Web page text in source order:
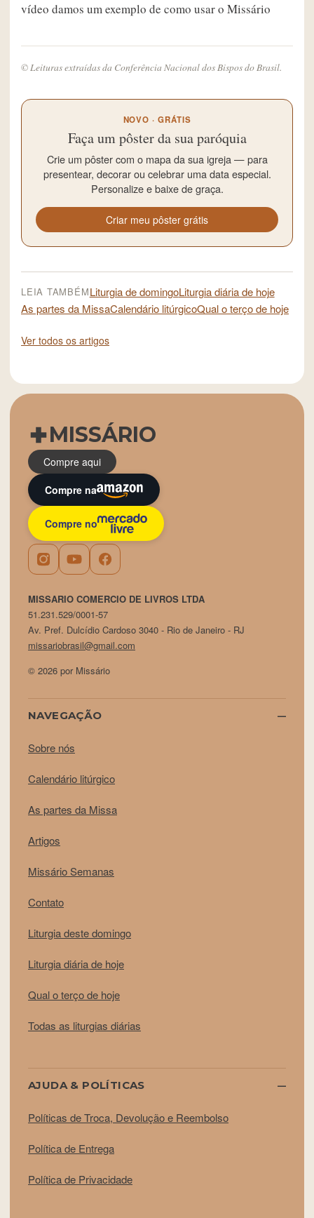
vídeo damos um exemplo de como usar o Missário
© Leituras extraídas da Conferência Nacional dos Bispos do Brasil.
NOVO · GRÁTIS
Faça um pôster da sua paróquia
Crie um pôster com o mapa da sua igreja — para
presentear, decorar ou celebrar uma data especial.
Personalize e baixe de graça.
Criar meu pôster grátis
LEIA TAMBÉMLiturgia de domingoLiturgia diária de hoje
As partes da MissaCalendário litúrgicoQual o terço de hoje
Ver todos os artigos
MISSÁRIO
Compre aqui
Compre na
Compre no
MISSARIO COMERCIO DE LIVROS LTDA
51.231.529/0001-57
Av. Pref. Dulcídio Cardoso 3040 - Rio de Janeiro - RJ
missariobrasil@gmail.com
© 2026 por Missário
NAVEGAÇÃO
Sobre nós
Calendário litúrgico
As partes da Missa
Artigos
Missário Semanas
Contato
Liturgia deste domingo
Liturgia diária de hoje
Qual o terço de hoje
Todas as liturgias diárias
AJUDA & POLÍTICAS
Políticas de Troca, Devolução e Reembolso
Política de Entrega
Política de Privacidade